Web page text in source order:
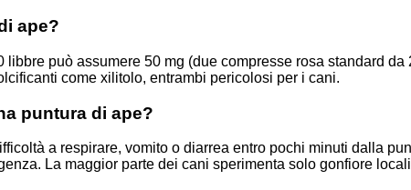
ape?
può assumere 50 mg (due compresse rosa standard da
come xilitolo, entrambi pericolosi per i cani.
puntura di ape?
a respirare, vomito o diarrea entro pochi minuti dalla
La maggior parte dei cani sperimenta solo gonfiore